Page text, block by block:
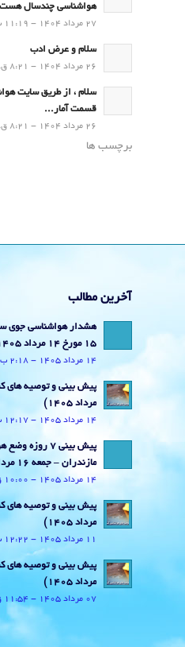
هواشناسی چندسال
27 مرداد 1404 - 11:19 ب.ظ توسط اردشیر
سلام و عرض ادب
26 مرداد 1404 - 8:21 ق.ظ توسط ایمان نبی پور
سلام ، از طریق سایت
قسمت آمار...
26 مرداد 1404 - 8:21 ق.ظ توسط ایمان نبی پور
برچسب ها
آخرین مطالب
هشدار هواشناسی جوی
15 مورخ 14 مرداد 1405
14 مرداد 1405 - 2:18 ب.ظ
مرداد ۱۴۰۵)
14 مرداد 1405 - 12:17 ب.ظ
پیش بینی 7 روزه
مازندران – جمعه 16 مرداد 1405
14 مرداد 1405 - 10:00 ق.ظ
مرداد ۱۴۰۵)
11 مرداد 1405 - 12:22 ب.ظ
مرداد ۱۴۰۵)
07 مرداد 1405 - 11:54 ق.ظ